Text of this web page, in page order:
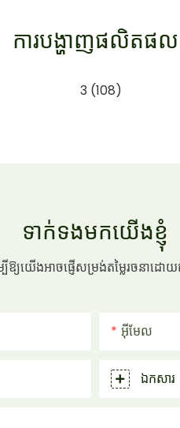
ការបង្ហាញផលិតផល
ទាក់ទងមកយើងខ្ញុំ
យើងអាចផ្ញើសម្រង់តម្លៃរចនាដោ
អ៊ីមែល
ឯកសារ